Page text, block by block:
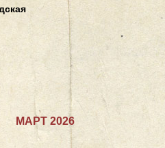
МАРТ 2026